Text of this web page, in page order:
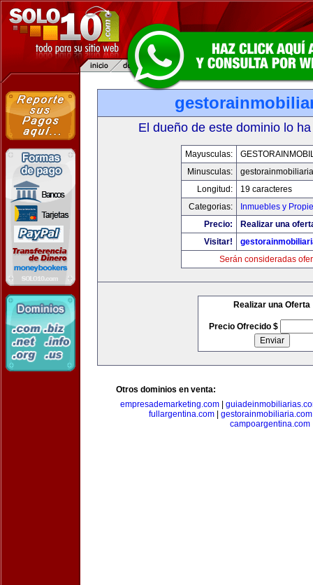
El dueño de este dominio lo
Mayusculas:
Minusculas:
Longitud:
19 caracteres
Categorias:
Inmuebles y
Precio:
Realizar una
Visitar!
Serán consideradas
Realizar una Oferta
Precio Ofrecido $
Otros dominios en venta:
empresademarketing.com|
fullargentina.com
gestorainmobiliaria.com
campoargentina.com